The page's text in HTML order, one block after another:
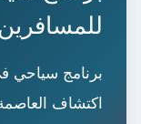
اكتشاف